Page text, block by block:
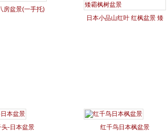
房盆景(一手托)
日本小品山红叶 红枫盆景 矮
头-日本盆景
红千鸟日本枫盆景